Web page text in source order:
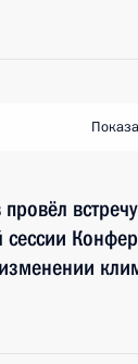
провёл
сессии